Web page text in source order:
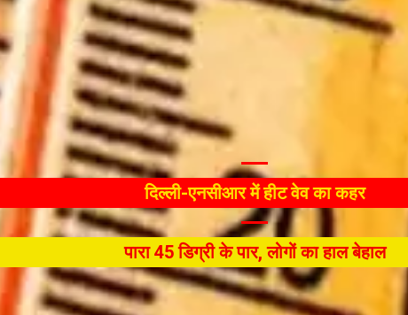
दिल्ली-एनसीआर में हीट वेव का कहर
पारा 45 डिग्री के पार, लोगों का हाल बेहाल